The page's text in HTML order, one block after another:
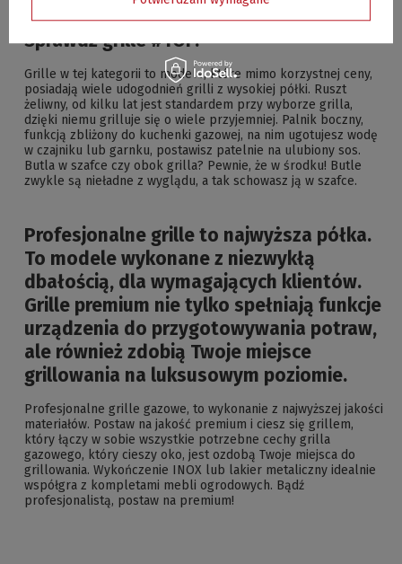
komfortu i łatwości użytkowania.
Sprawdź grille #TOP.
Grille w tej kategorii to modele, które mimo korzystnej ceny,
posiadają wiele udogodnień grilli z wysokiej półki. Ruszt
żeliwny, od kilku lat jest standardem przy wyborze grilla,
dzięki niemu grilluje się o wiele przyjemniej. Palnik boczny,
funkcją zbliżony do kuchenki gazowej, na nim ugotujesz wodę
w czajniku lub garnku, postawisz patelnie na ulubiony sos.
Butla w szafce czy obok grilla? Pewnie, że w środku! Butle
zwykle są nieładne z wyglądu, a tak schowasz ją w szafce.
Profesjonalne grille to najwyższa półka.
To modele wykonane z niezwykłą
dbałością, dla wymagających klientów.
Grille premium nie tylko spełniają funkcje
urządzenia do przygotowywania potraw,
ale również zdobią Twoje miejsce
grillowania na luksusowym poziomie.
Profesjonalne grille gazowe, to wykonanie z najwyższej jakości
materiałów. Postaw na jakość premium i ciesz się grillem,
który łączy w sobie wszystkie potrzebne cechy grilla
gazowego, który cieszy oko, jest ozdobą Twoje miejsca do
grillowania. Wykończenie INOX lub lakier metaliczny idealnie
współgra z kompletami mebli ogrodowych. Bądź
profesjonalistą, postaw na premium!